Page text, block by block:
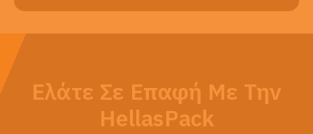
Ελάτε Σε Επαφή Με Την
HellasPack